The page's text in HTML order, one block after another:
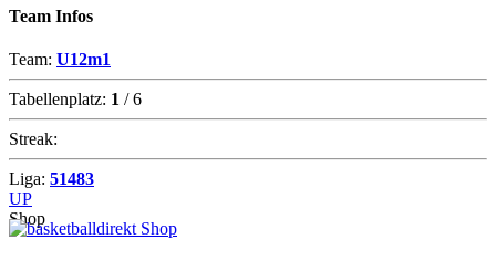
Team Infos
Team: U12m1
Tabellenplatz: 1 / 6
Streak:
Liga: 51483
UP
Shop